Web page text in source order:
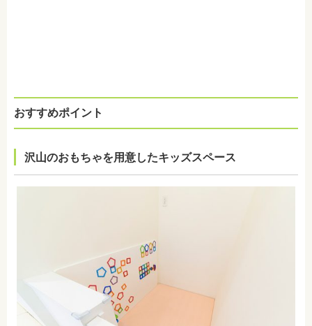
おすすめポイント
沢山のおもちゃを用意したキッズスペース